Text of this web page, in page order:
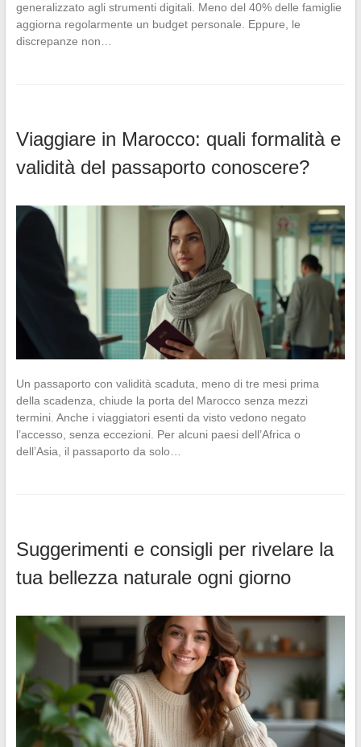
generalizzato agli strumenti digitali. Meno del 40% delle famiglie
aggiorna regolarmente un budget personale. Eppure, le
discrepanze non…
Viaggiare in Marocco: quali formalità e
validità del passaporto conoscere?
Un passaporto con validità scaduta, meno di tre mesi prima
della scadenza, chiude la porta del Marocco senza mezzi
termini. Anche i viaggiatori esenti da visto vedono negato
l’accesso, senza eccezioni. Per alcuni paesi dell’Africa o
dell’Asia, il passaporto da solo…
Suggerimenti e consigli per rivelare la
tua bellezza naturale ogni giorno